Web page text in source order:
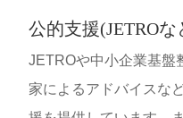
公的支援(JETRO
JETROや中小企業基盤
家によるアドバイスな